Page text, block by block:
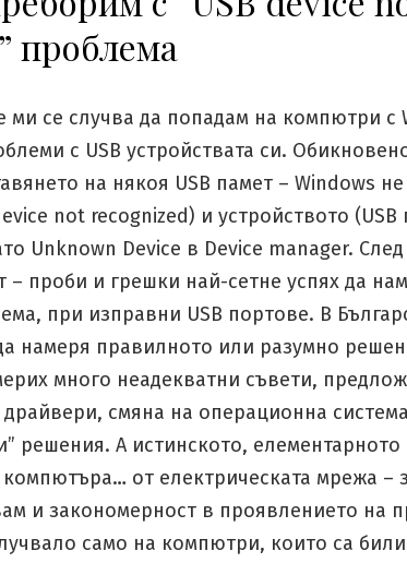
проблема
ми се случва да попадам на компютри с
с USB устройствата си.
на някоя USB памет – Windows
not recognized) и устройството (USB
Unknown Device в Device manager.
– проби и грешки най-сетне успях да
при изправни USB портове. В
намеря правилното или разумно
много неадекватни съвети,
смяна на операционна
решения. А истинското,
от електрическата мрежа –
и закономерност в проявлението на
само на компютри, които са